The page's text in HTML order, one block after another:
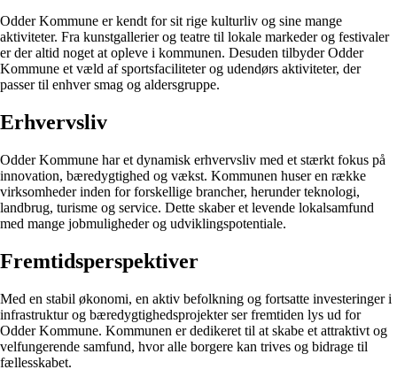
Odder Kommune er kendt for sit rige kulturliv og sine mange
aktiviteter. Fra kunstgallerier og teatre til lokale markeder og festivaler
er der altid noget at opleve i kommunen. Desuden tilbyder Odder
Kommune et væld af sportsfaciliteter og udendørs aktiviteter, der
passer til enhver smag og aldersgruppe.
Erhvervsliv
Odder Kommune har et dynamisk erhvervsliv med et stærkt fokus på
innovation, bæredygtighed og vækst. Kommunen huser en række
virksomheder inden for forskellige brancher, herunder teknologi,
landbrug, turisme og service. Dette skaber et levende lokalsamfund
med mange jobmuligheder og udviklingspotentiale.
Fremtidsperspektiver
Med en stabil økonomi, en aktiv befolkning og fortsatte investeringer i
infrastruktur og bæredygtighedsprojekter ser fremtiden lys ud for
Odder Kommune. Kommunen er dedikeret til at skabe et attraktivt og
velfungerende samfund, hvor alle borgere kan trives og bidrage til
fællesskabet.